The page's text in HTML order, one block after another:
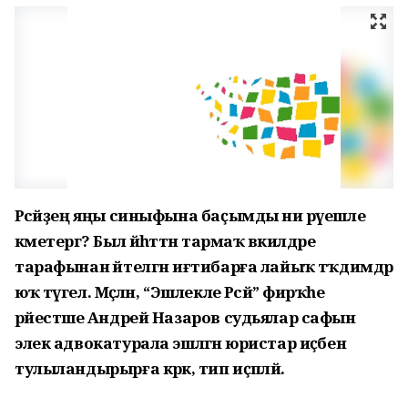
Рәсәйҙең яңы синыфына баҫымды ни рәүешле
кәметергә? Был йәһәттән тармаҡ вәкилдәре
тарафынан әйтелгән иғтибарға лайыҡ тәҡдимдәр
юҡ түгел. Мәҫәлән, “Эшлекле Рәсәй” фирҡәһе
рәйестәше Андрей Назаров судьялар сафын
элек адвокатурала эшләгән юристар иҫәбенә
тулыландырырға кәрәк, тип иҫәпләй.